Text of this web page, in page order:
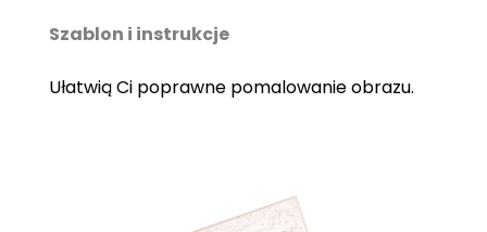
Szablon i instrukcje
Ułatwią Ci poprawne pomalowanie obrazu.